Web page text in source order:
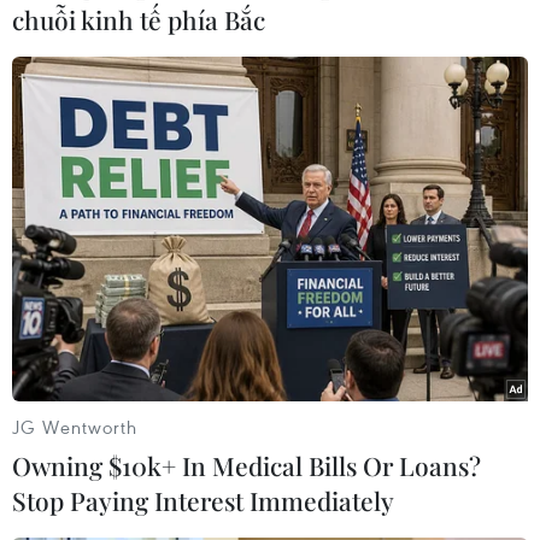
#Thú nuôi #Sứa cảnh #Hà Nội TP. Hà Nội
chuỗi kinh tế phía Bắc
JG Wentworth
Owning $10k+ In Medical Bills Or Loans?
Stop Paying Interest Immediately